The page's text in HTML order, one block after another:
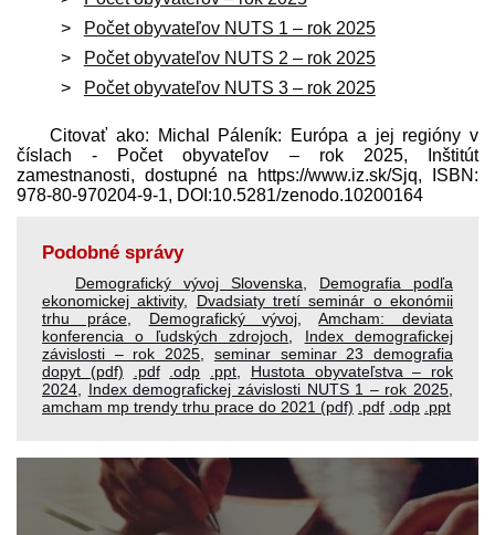
Počet obyvateľov NUTS 1 – rok 2025
Počet obyvateľov NUTS 2 – rok 2025
Počet obyvateľov NUTS 3 – rok 2025
Citovať ako: Michal Páleník: Európa a jej regióny v
číslach - Počet obyvateľov – rok 2025, Inštitút
zamestnanosti, dostupné na https://www.iz.sk/​Sjq, ISBN:
978-80-970204-9-1, DOI:10.5281/zenodo.10200164
Podobné správy
Demografický vývoj Slovenska
Demografia podľa
ekonomickej aktivity, Dvadsiaty tretí seminár o ekonómii
trhu práce, Demografický vývoj ,Amcham: deviata
konferencia o ľudských zdrojoch
Index demografickej
závislosti – rok 2025
seminar seminar 23 demografia
dopyt (pdf)
.pdf .odp .ppt
Hustota obyvateľstva – rok
2024
Index demografickej závislosti NUTS 1 – rok 2025
amcham mp trendy trhu prace do 2021 (pdf)
.pdf .odp .ppt